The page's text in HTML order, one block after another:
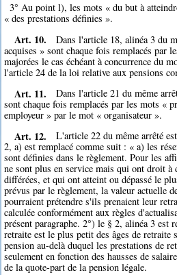
3° Au point l), les mots « du but à
« des prestations définies ».
Art. 10.
Dans l'article 18, alinéa 3 du
acquises » sont chaque fois remplacés par
majorées le cas échéant à concurrence du
l'article 24 de la loi relative aux pensions
Art. 11.
Dans l'article 21 du même
sont chaque fois remplacés par les mots «
employeur » par le mot « organisateur ».
Art. 12.
L'article 22 du même arrêté
2, a) est remplacé comme suit : « a) les
sont définies dans le règlement. Pour les
ne sont plus en service mais qui ont droit à
différées, et qui ont atteint ou dépassé le
prévus par le règlement, la valeur actuelle
pourraient prétendre s'ils prenaient leur
calculée conformément aux règles
présent paragraphe. 2°) le § 2, alinéa 3 est
retraite est le plus petit des âges de retraite
pension au-delà duquel les prestations de
seulement en fonction des hausses de
de la quote-part de la pension légale.